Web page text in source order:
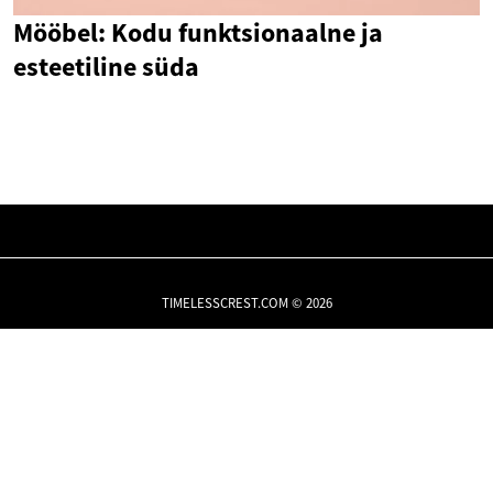
Mööbel: Kodu funktsionaalne ja
esteetiline süda
TIMELESSCREST.COM © 2026